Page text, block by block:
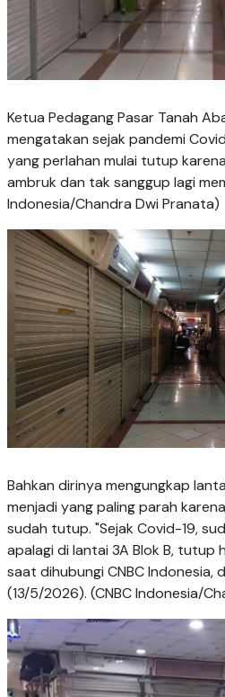
Ketua Pedagang Pasar Tanah
mengatakan sejak pandemi
yang perlahan mulai tutup
ambruk dan tak sanggup lagi
Indonesia/Chandra Dwi Pranata)
Bahkan dirinya mengungkap
menjadi yang paling parah
sudah tutup. "Sejak Covid-19,
apalagi di lantai 3A Blok B, tutup
saat dihubungi CNBC Indonesia,
(13/5/2026). (CNBC Indonesia/